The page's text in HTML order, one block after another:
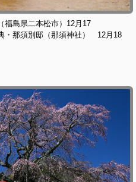
島県二本松市）12月17
別邸（那須神社） 12月18